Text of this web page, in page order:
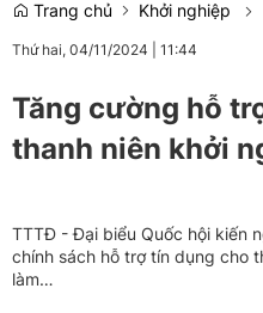
Trang chủ Khởi nghiệp
Thứ hai, 04/11/2024 11:44
Tăng cường hỗ
thanh niên khởi
TTTĐ - Đại biểu Quốc hội kiến
chính sách hỗ trợ tín dụng cho
làm…